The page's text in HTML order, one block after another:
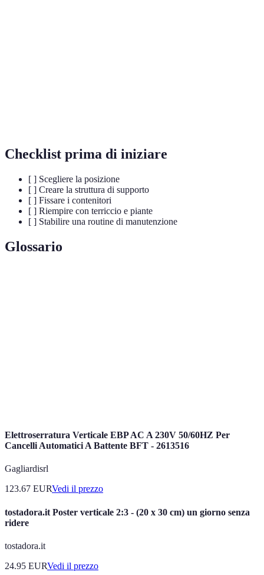
Checklist prima di iniziare
[ ] Scegliere la posizione
[ ] Creare la struttura di supporto
[ ] Fissare i contenitori
[ ] Riempire con terriccio e piante
[ ] Stabilire una routine di manutenzione
Glossario
Elettroserratura Verticale EBP AC A 230V 50/60HZ Per
Cancelli Automatici A Battente BFT - 2613516
Gagliardisrl
123.67 EURVedi il prezzo
tostadora.it Poster verticale 2:3 - (20 x 30 cm) un giorno senza
ridere
tostadora.it
24.95 EURVedi il prezzo